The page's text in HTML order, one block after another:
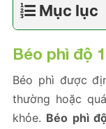
Mục lục
Béo phì độ 1
Béo phì được
thường hoặc
khỏe. Béo phì